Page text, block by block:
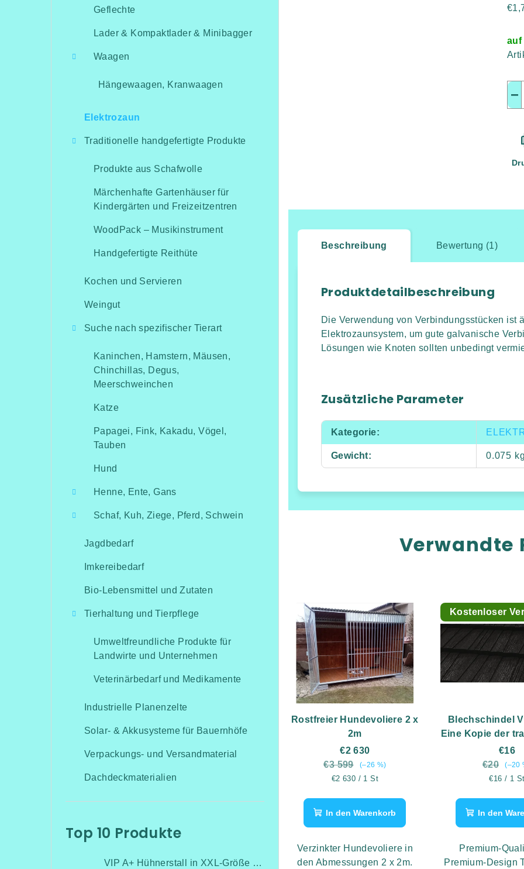
Geflechte
Lader & Kompaktlader & Minibagger
Waagen
Hängewaagen, Kranwaagen
Elektrozaun
Traditionelle handgefertigte Produkte
Produkte aus Schafwolle
Märchenhafte Gartenhäuser für
Kindergärten und Freizeitzentren
WoodPack – Musikinstrument
Handgefertigte Reithüte
Kochen und Servieren
Weingut
Suche nach spezifischer Tierart
Kaninchen, Hamstern, Mäusen,
Chinchillas, Degus,
Meerschweinchen
Katze
Papagei, Fink, Kakadu, Vögel,
Tauben
Hund
Henne, Ente, Gans
Schaf, Kuh, Ziege, Pferd, Schwein
Jagdbedarf
Imkereibedarf
Bio-Lebensmittel und Zutaten
Tierhaltung und Tierpflege
Umweltfreundliche Produkte für
Landwirte und Unternehmen
Veterinärbedarf und Medikamente
Industrielle Planenzelte
Solar- & Akkusysteme für Bauernhöfe
Verpackungs- und Versandmaterial
Dachdeckmaterialien
Top 10 Produkte
VIP A+ Hühnerstall in XXL-Größe für 15-20 Hühner-Isoliert(mit Heizung!+Kühlung!, Isolierung und Led-Beleuchtung) - Komplett montiert - Kostenlose Lieferung
auf
−
Beschreibung Bewertung (1)
Produktdetailbeschreibung
Die Verwendung von Verbindungsstücken ist
Elektrozaunsystem, um gute galvanische
Lösungen wie Knoten sollten unbedingt
Zusätzliche Parameter
Kategorie:
Gewicht: 0.075 kg
Verwandte
Rostfreier Hundevoliere 2 x
2m
€2 630
€3 599
(–26 %)
Verkaufspreis:
€2 630 / 1 St
In den Warenkorb
Verzinkter Hundevoliere in
den Abmessungen 2 x 2m.
Kostenloser
Blechschindel
Eine Kopie der
Holzschindeln |
Qualität und
Design
€16
€20
(–20
€16 / 1 St
In den
Premium-
Premium-Design